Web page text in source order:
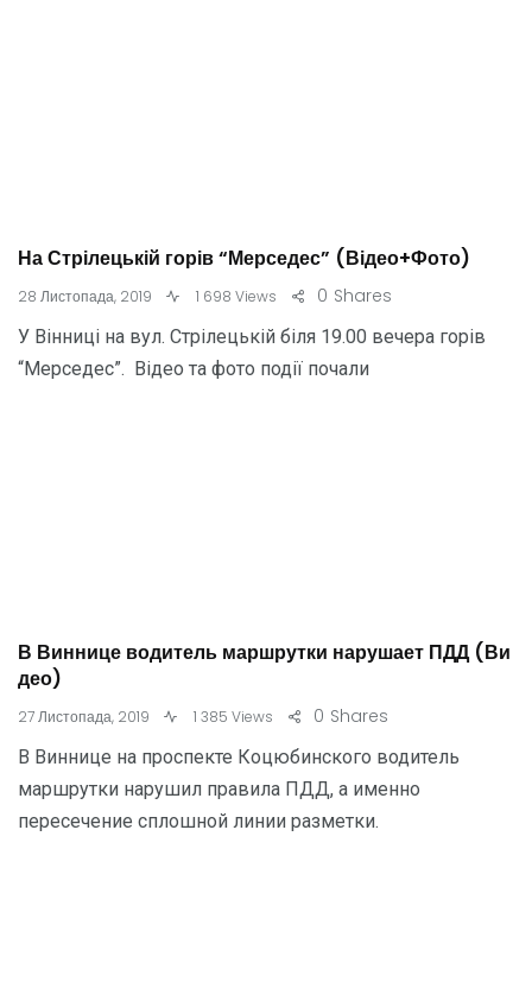
На Стрілецькій горів “Мерседес” (Відео+Фото)
28 Листопада, 2019 1 698 Views Shares
0
У Вінниці на вул. Стрілецькій біля 19.00 вечера горів
“Мерседес”. Відео та фото події почали
В Виннице водитель маршрутки нарушает ПДД (Ви
део)
27 Листопада, 2019 1 385 Views Shares
0
В Виннице на проспекте Коцюбинского водитель
маршрутки нарушил правила ПДД, а именно
пересечение сплошной линии разметки.